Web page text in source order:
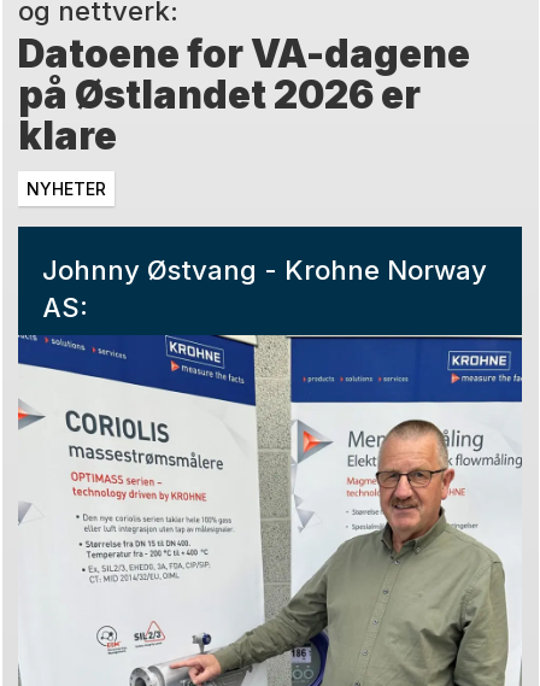
og nettverk:
Datoene for VA-dagene
på Østlandet 2026 er
klare
NYHETER
Johnny Østvang - Krohne Norway
AS: